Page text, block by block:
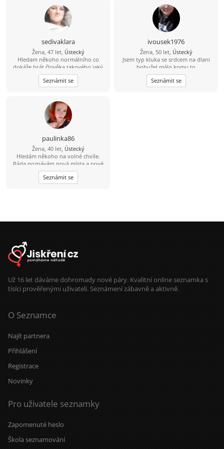
sedneme jako puzzle já i mé čtyři
neoddělitelné součástí. Nabízíme
přátelství s výhodami. Pokud bys
měla děti, byl by to super jackpot!
sedivaklara
Žena, 47 let, Ústecký
Hledam někoho normálního co
dokáže brát člověka takového jaký
je. A hlavně ví co od života chce. Já
jsem měla ve vztazích smůlu, tak
proto skousim tuhle cestu.
Seznámit se
ivousek1976
Žena, 50 let, Ústecký
Jsem typ kluka se srdcem na dlani
bohužel málo komu to
nevadí.chcesli napiš ivoušek Gregory
.jsem romantik miluji zvířata a
upřímně lidí a nesnáším lež
Seznámit se
paulinka86
Žena, 40 let, Ústecký
Hledám někoho na volné chvíle.
Ráda poznávám nová místa a nové
lidi.
Seznámit se
Už 16 let dáváme dohromady nové páry. Kvalitní online seznamka s
tisíci prověřenými uživateli. Seznámení zábavně a aktivně.
O Seznamce
Najít partnera
Přihlášení
Registrace
Novinky
Pro uživatele seznamky
Zapomenuté heslo
Škola seznamování